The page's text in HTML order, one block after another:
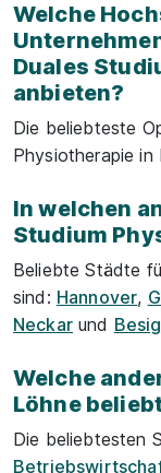
Welche
Duales
anbieten?
Die beliebteste
Physiotherapie in
In welchen
Studium
Beliebte Städte
sind: Hannover,
Neckarund
Welche
Löhne
Die beliebtesten